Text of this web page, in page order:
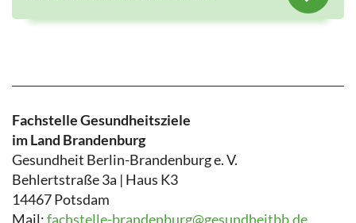
Fachstelle Gesundheitsziele
im Land Brandenburg
Gesundheit Berlin-Brandenburg e. V.
Behlertstraße 3a | Haus K3
14467 Potsdam
Mail:fachstelle-brandenburg@gesundheitbb.de